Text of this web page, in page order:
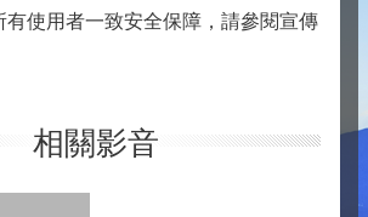
有使用者一致安全保障，請參閱宣傳
相關影音